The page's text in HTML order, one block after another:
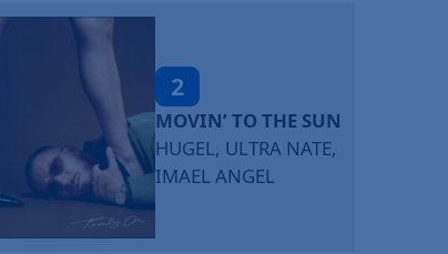
2
MOVIN’ TO THE SUN
HUGEL, ULTRA NATE,
IMAEL ANGEL